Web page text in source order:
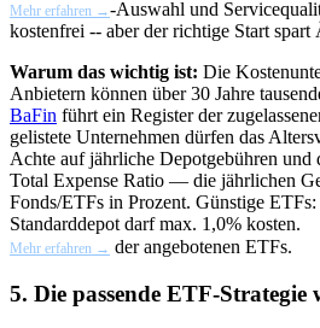
Mehr erfahren →-Auswahl und
kostenfrei -- aber der richtige Start spart
Warum das wichtig ist: Die
Anbietern können über 30 Jahre
BaFin führt ein Register der
gelistete Unternehmen dürfen das
Achte auf jährliche Depotgebühren und
Total Expense Ratio — die jährlichen
Fonds/ETFs in Prozent. Günstige
Standarddepot darf max. 1,0% kosten.
Mehr erfahren → der angebotenen ETFs.
5. Die passende ETF-Strategie